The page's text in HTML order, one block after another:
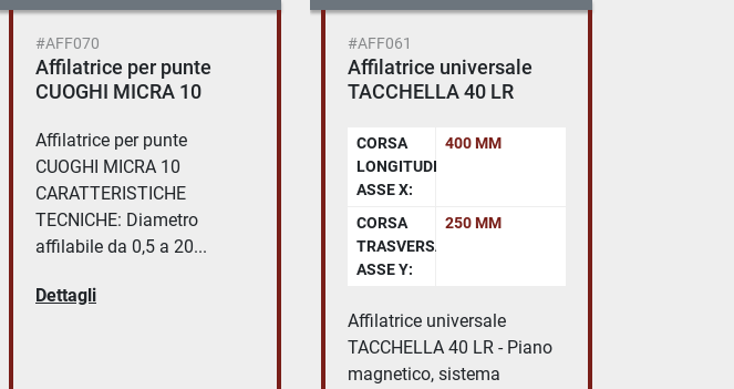
#AFF070
Affilatrice per punte
CUOGHI MICRA 10
Affilatrice per punte
CUOGHI MICRA 10
CARATTERISTICHE
TECNICHE: Diametro
affilabile da 0,5 a 20...
Dettagli
#AFF061
Affilatrice universale
TACCHELLA 40 LR
CORSA
LONGITUDINALE
ASSE X:
400 MM
CORSA
TRASVERSALE
ASSE Y:
250 MM
Affilatrice universale
TACCHELLA 40 LR - Piano
magnetico, sistema